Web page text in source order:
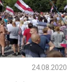
24.08.2020